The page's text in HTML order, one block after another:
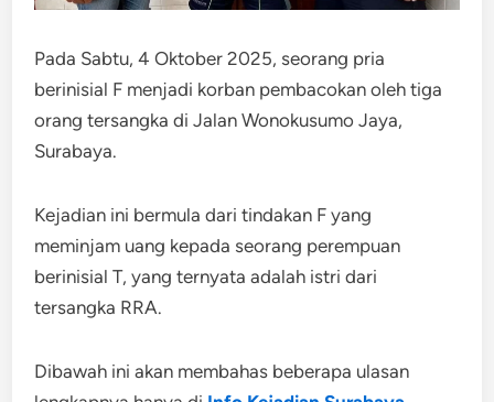
Pada Sabtu, 4 Oktober 2025, seorang pria
berinisial F menjadi korban pembacokan oleh tiga
orang tersangka di Jalan Wonokusumo Jaya,
Surabaya.
Kejadian ini bermula dari tindakan F yang
meminjam uang kepada seorang perempuan
berinisial T, yang ternyata adalah istri dari
tersangka RRA.
Dibawah ini akan membahas beberapa ulasan